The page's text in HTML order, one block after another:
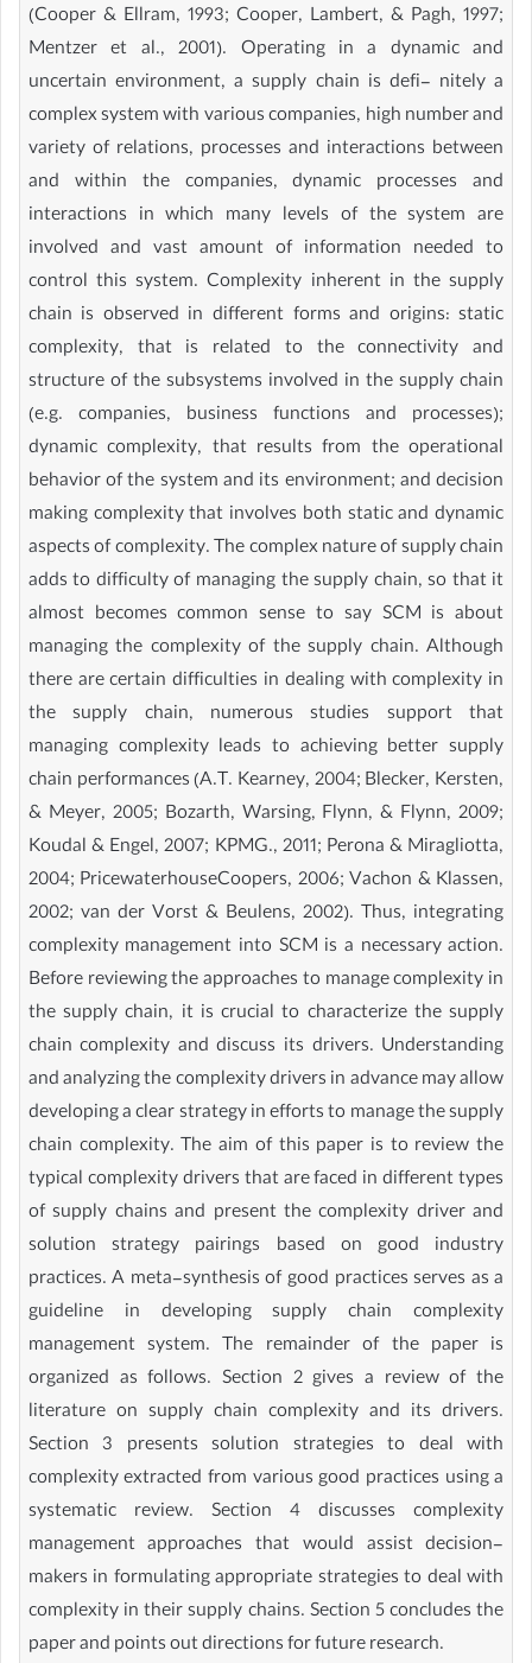
(Cooper & Ellram, 1993; Cooper, Lambert, & Pagh, 1997;
Mentzer et al., 2001). Operating in a dynamic and
uncertain environment, a supply chain is defi- nitely a
complex system with various companies, high number and
variety of relations, processes and interactions between
and within the companies, dynamic processes and
interactions in which many levels of the system are
involved and vast amount of information needed to
control this system. Complexity inherent in the supply
chain is observed in different forms and origins: static
complexity, that is related to the connectivity and
structure of the subsystems involved in the supply chain
(e.g. companies, business functions and processes);
dynamic complexity, that results from the operational
behavior of the system and its environment; and decision
making complexity that involves both static and dynamic
aspects of complexity. The complex nature of supply chain
adds to difficulty of managing the supply chain, so that it
almost becomes common sense to say SCM is about
managing the complexity of the supply chain. Although
there are certain difficulties in dealing with complexity in
the supply chain, numerous studies support that
managing complexity leads to achieving better supply
chain performances (A.T. Kearney, 2004; Blecker, Kersten,
& Meyer, 2005; Bozarth, Warsing, Flynn, & Flynn, 2009;
Koudal & Engel, 2007; KPMG., 2011; Perona & Miragliotta,
2004; PricewaterhouseCoopers, 2006; Vachon & Klassen,
2002; van der Vorst & Beulens, 2002). Thus, integrating
complexity management into SCM is a necessary action.
Before reviewing the approaches to manage complexity in
the supply chain, it is crucial to characterize the supply
chain complexity and discuss its drivers. Understanding
and analyzing the complexity drivers in advance may allow
developing a clear strategy in efforts to manage the supply
chain complexity. The aim of this paper is to review the
typical complexity drivers that are faced in different types
of supply chains and present the complexity driver and
solution strategy pairings based on good industry
practices. A meta-synthesis of good practices serves as a
guideline in developing supply chain complexity
management system. The remainder of the paper is
organized as follows. Section 2 gives a review of the
literature on supply chain complexity and its drivers.
Section 3 presents solution strategies to deal with
complexity extracted from various good practices using a
systematic review. Section 4 discusses complexity
management approaches that would assist decision-
makers in formulating appropriate strategies to deal with
complexity in their supply chains. Section 5 concludes the
paper and points out directions for future research.